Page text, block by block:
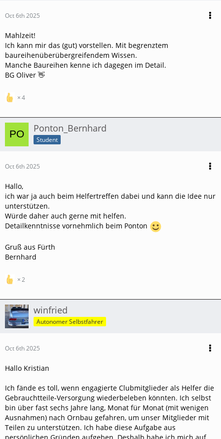
Oct 6th 2025
Mahlzeit!
Ich kann mir das (gut) vorstellen. Mit begrenztem
baureihenüberübergreifendem Wissen.
Manche Baureihen kenne ich dagegen im Detail.
BG Oliver 👋
4
Ponton_Bernhard
Student
Oct 6th 2025
Hallo,
ich war ja auch beim Helfertreffen dabei und kann die Idee nur
unterstützen.
Würde daher auch gerne mit helfen.
Detailkenntnisse vornehmlich beim Ponton
Gruß aus Fürth
Bernhard
2
winfried
Autonomer Selbstfahrer
Oct 6th 2025
Hallo Kristian
Ich fände es toll, wenn engagierte Clubmitglieder als Helfer die
Gebrauchtteile-Versorgung wiederbeleben könnten. Ich selbst
bin über fast sechs Jahre lang, Monat für Monat (mit wenigen
Ausnahmen) nach Ornbau gefahren, um unser Mitglieder mit
Teilen zu unterstützen. Ich habe diese Aufgabe aus